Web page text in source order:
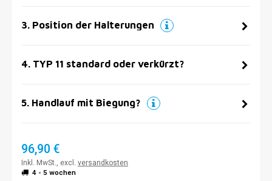
3. Position der Halterungen
4. TYP 11 standard oder verkürzt?
5. Handlauf mit Biegung?
96,90 €
Inkl. MwSt., excl. versandkosten
4 - 5 wochen